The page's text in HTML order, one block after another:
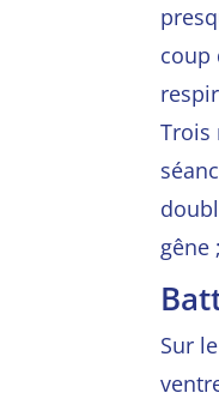
coup
Trois
gêne
Sur